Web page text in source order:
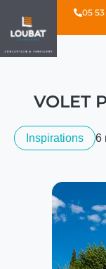
05 53
VOLET
Inspirations 6